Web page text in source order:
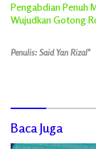
Pengabdian Penuh
Wujudkan Gotong
Penulis: Said Yan Rizal"
Baca Juga